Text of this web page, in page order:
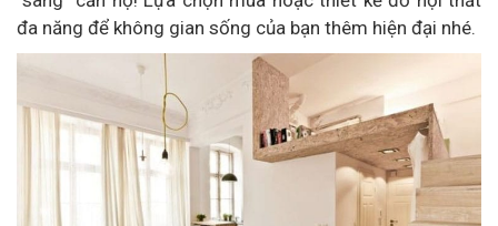
đa năng để không gian sống của bạn thêm hiện đại nhé.